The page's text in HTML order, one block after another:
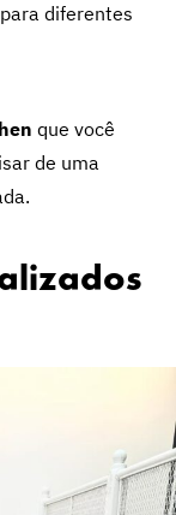
diferentes
que você
de uma